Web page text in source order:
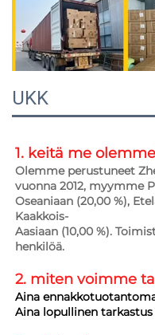
UKK
1. keitä me
Olemme perustuneet
vuonna 2012, myymme
Oseaniaan (20,00 %),
Kaakkois-
Aasiaan (10,00 %).
henkilöä.
2. miten voimme
Aina
Aina lopullinen